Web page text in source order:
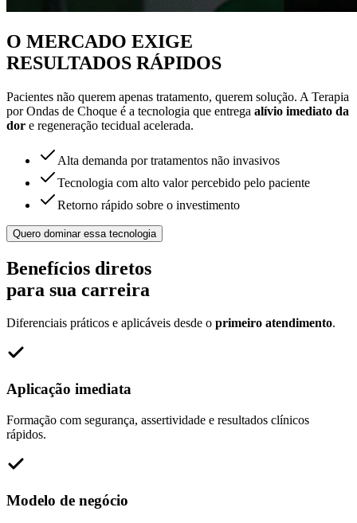
O MERCADO EXIGE
RESULTADOS RÁPIDOS
Pacientes não querem apenas tratamento, querem solução. A Terapia
por Ondas de Choque é a tecnologia que entrega alívio imediato da
dor e regeneração tecidual acelerada.
Alta demanda por tratamentos não invasivos
Tecnologia com alto valor percebido pelo paciente
Retorno rápido sobre o investimento
Quero dominar essa tecnologia
Benefícios diretos
para sua carreira
Diferenciais práticos e aplicáveis desde o primeiro atendimento.
Aplicação imediata
Formação com segurança, assertividade e resultados clínicos
rápidos.
Modelo de negócio